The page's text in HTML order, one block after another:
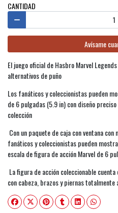
CANTIDAD
Avísame
El juego oficial de Hasbro Marvel
alternativos de puño
Los fanáticos y coleccionistas pueden
de 6 pulgadas (5.9 in) con diseño
colección
Con un paquete de caja con ventana
fanáticos y coleccionistas pueden
escala de figura de acción Marvel de 6
La figura de acción coleccionable
con cabeza, brazos y piernas